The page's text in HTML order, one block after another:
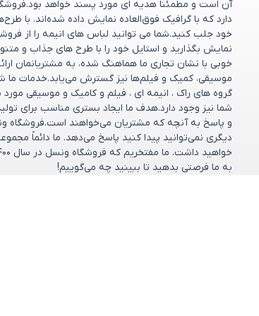
آن است و مطمئناً هدیه ای مورد پسند خواهد
دارد که با گرافیک فوق‌العاده نمایش داده شده‌اند. با
خود جلب کنید.شما می توانید لباس های انیمه را از
نمایش بگذارید و استایل خود را با طرح های جذاب و
خوبی با نشان تجاری ما هماهنگ شده، به مشتریانمان
موسیقی، کمیک و فیلم‌ها نیز گسترش می‌یابد.خدمات
گروه های راک ، انیمه ای ، فیلم و کامیک و موسیقی
شما نیز وجود دارد.هدف ما ایجاد بستری مناسب برای
و پاسخ به آنچه که مشتریان می‌خواهند است.فروشگاه
دیگری نمی‌توانید پیدا کنید پاسخ می‌دهد. ما دائماً
به ما فرصتی بدهید تا ببینید چه می‌گوییم!